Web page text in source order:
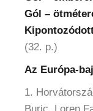
Gól –
(32. p.)
Az Európa-
1.
Buric, Loren